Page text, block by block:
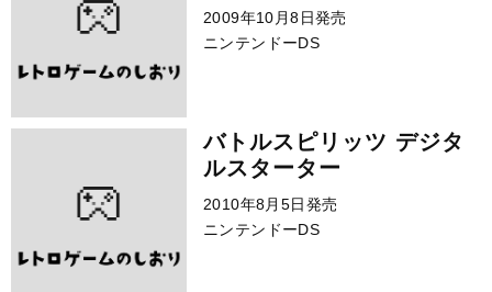
2009年10月8日発売
ニンテンドーDS
バトルスピリッツ デジタ
ルスターター
2010年8月5日発売
ニンテンドーDS